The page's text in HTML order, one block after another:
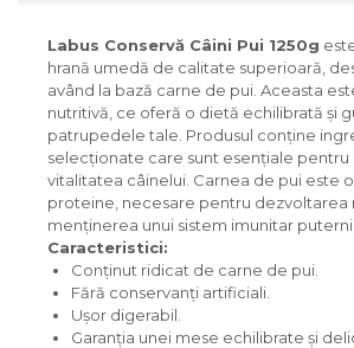
Labus Conservă Câini Pui 1250g
hrană umedă de calitate superioară,
având la bază carne de pui. Aceasta
nutritivă, ce oferă o dietă echilibrată și
patrupedele tale. Produsul conține
selecționate care sunt esențiale pentru
vitalitatea câinelui. Carnea de pui este
proteine, necesare pentru dezvoltarea
menținerea unui sistem imunitar
Caracteristici:
Conținut ridicat de carne de pui.
Fără conservanți artificiali.
Ușor digerabil.
Garanția unei mese echilibrate și